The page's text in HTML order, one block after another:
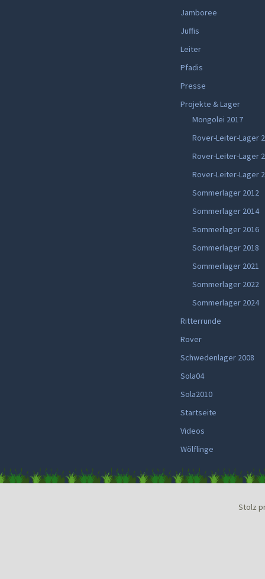
Jamboree
Juffis
Leiter
Pfadis
Presse
Projekte & Lager
Mongolei 2017
Rover-Leiter-Lager
Rover-Leiter-Lager
Rover-Leiter-Lager
Sommerlager 2012
Sommerlager 2014
Sommerlager 2016
Sommerlager 2018
Sommerlager 2021
Sommerlager 2022
Sommerlager 2024
Ritterrunde
Rover
Schwedenlager 2008
Sola04
Sola2010
Startseite
Videos
Wölflinge
Stolz